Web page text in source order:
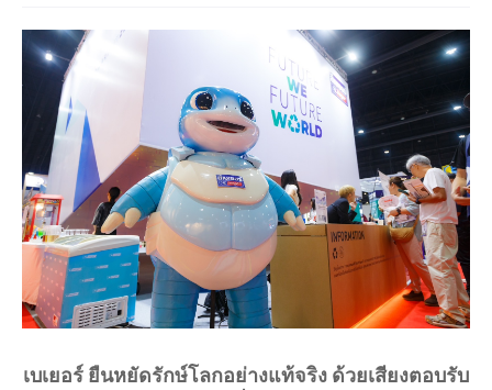
เบเยอร์ ยืนหยัดรักษ์โลกอย่างแท้จริง ด้วยเสียงตอบรับ